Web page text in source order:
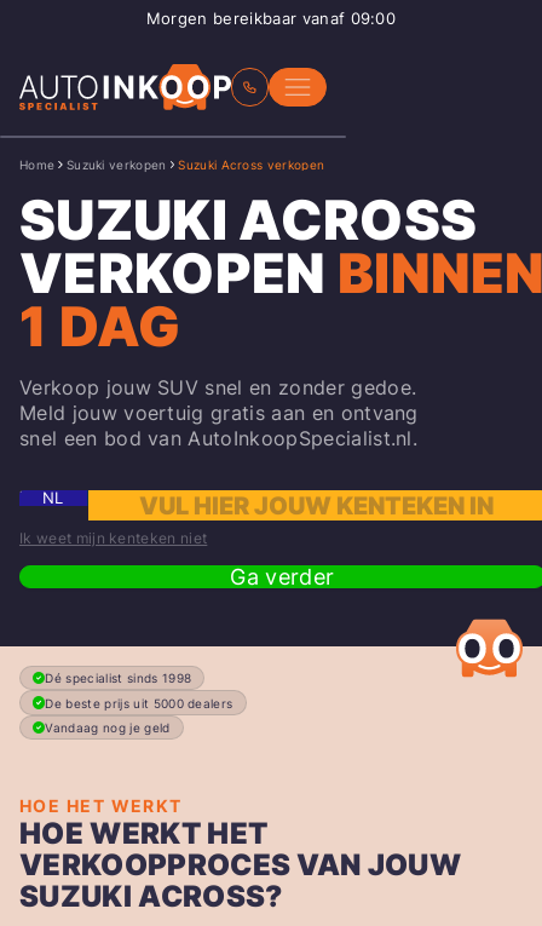
Morgen bereikbaar vanaf 09:00
Home Suzuki verkopen Suzuki Across verkopen
SUZUKI ACROSS
VERKOPEN
1 DAG
Verkoop jouw SUV snel en zonder gedoe.
Meld jouw voertuig gratis aan en ontvang
snel een bod van AutoInkoopSpecialist.nl.
NL
Ik weet mijn kenteken niet
Ga verder
Dé specialist sinds 1998
De beste prijs uit 5000 dealers
Vandaag nog je geld
HOE HET WERKT
HOE WERKT HET
VERKOOPPROCES VAN JOUW
SUZUKI ACROSS?